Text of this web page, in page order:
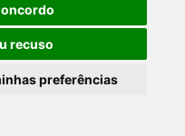
recuso
preferências